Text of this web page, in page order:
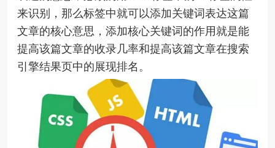
来识别，那么标签中就可以添加关键词表达这篇
文章的核心意思，添加核心关键词的作用就是能
提高该篇文章的收录几率和提高该篇文章在搜索
引擎结果页中的展现排名。